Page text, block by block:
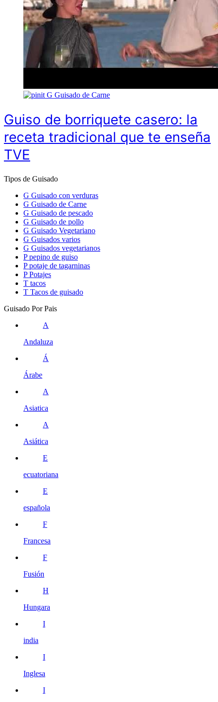
G Guisado de Carne
Guiso de borriquete casero: la
receta tradicional que te enseña
TVE
Tipos de Guisado
G Guisado con verduras
G Guisado de Carne
G Guisado de pescado
G Guisado de pollo
G Guisado Vegetariano
G Guisados varios
G Guisados vegetarianos
P pepino de guiso
P potaje de tagarninas
P Potajes
T tacos
T Tacos de guisado
Guisado Por Pais
A
Andaluza
Á
Árabe
A
Asiatica
A
Asiática
E
ecuatoriana
E
española
F
Francesa
F
Fusión
H
Hungara
I
india
I
Inglesa
I